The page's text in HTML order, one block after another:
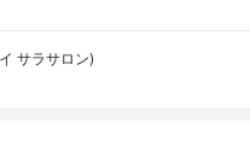
サラサロン)